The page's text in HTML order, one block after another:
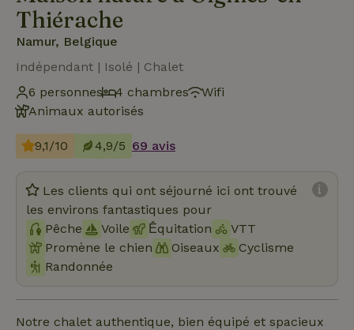
Thiérache
Namur, Belgique
Indépendant | Isolé | Chalet
6 personnes
4 chambres
Wifi
Animaux autorisés
9,1/10 4,9/5 69 avis
Les clients qui ont séjourné ici ont trouvé
les environs fantastiques pour
Pêche
Voile Ḗquitation
VTT
Promène le chien
Oiseaux
Cyclisme
Randonnée
Notre chalet authentique, bien équipé et spacieux